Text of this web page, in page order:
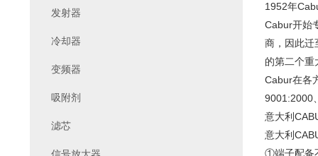
1952年
Cabur开始
商，因此迁
的第二个重
Cabur在各
9001:2000
意大利
意大利
①端子配备
发射器
冷却器
变频器
吸附剂
滤芯